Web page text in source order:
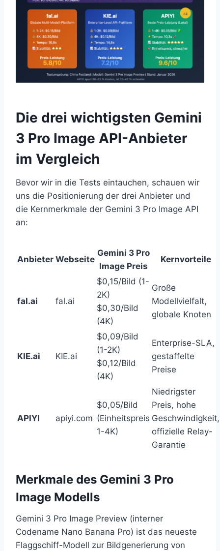
Die drei wichtigsten Gemini
3 Pro Image API-Anbieter
im Vergleich
Bevor wir in die Tests eintauchen, schauen wir
uns die Positionierung der drei Anbieter und
die Kernmerkmale der Gemini 3 Pro Image API
an:
Anbieter Webseite
Gemini 3 Pro
Image Preis
Kernvorteile
fal.ai fal.ai
$0,15/Bild (1-
2K)
$0,30/Bild
(4K)
Große
Modellvielfalt,
globale Knoten
KIE.ai KIE.ai
$0,09/Bild
(1-2K)
$0,12/Bild
(4K)
Enterprise-SLA,
gestaffelte
Preise
APIYI apiyi.com
$0,05/Bild
(Einheitspreis
1-4K)
Niedrigster
Preis, hohe
Geschwindigkeit,
offizielle Relay-
Garantie
Merkmale des Gemini 3 Pro
Image Modells
Gemini 3 Pro Image Preview (interner
Codename Nano Banana Pro) ist das neueste
Flaggschiff-Modell zur Bildgenerierung von